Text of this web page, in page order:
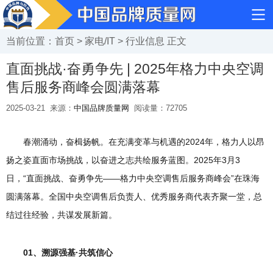
当前位置： 首页 > 家电/IT > 行业信息 正文
直面挑战·奋勇争先 | 2025年格力中央空调
售后服务商峰会圆满落幕
2025-03-21 来源： 中国品牌质量网 阅读量： 72705
春潮涌动，奋楫扬帆。在充满变革与机遇的2024年，格力人以昂
扬之姿直面市场挑战，以奋进之志共绘服务蓝图。2025年3月3
日，“直面挑战、奋勇争先——格力中央空调售后服务商峰会”在珠海
圆满落幕。全国中央空调售后负责人、优秀服务商代表齐聚一堂，总
结过往经验，共谋发展新篇。
01、溯源强基·共筑信心